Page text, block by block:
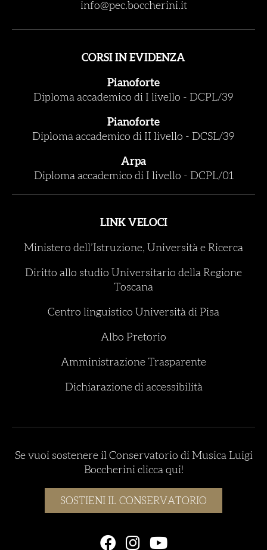
info@pec.boccherini.it
CORSI IN EVIDENZA
Pianoforte
Diploma accademico di I livello - DCPL/39
Pianoforte
Diploma accademico di II livello - DCSL/39
Arpa
Diploma accademico di I livello - DCPL/01
LINK VELOCI
Ministero dell’Istruzione, Università e Ricerca
Diritto allo studio Universitario della Regione
Toscana
Centro linguistico Università di Pisa
Albo Pretorio
Amministrazione Trasparente
Dichiarazione di accessibilità
Se vuoi sostenere il Conservatorio di Musica Luigi
Boccherini clicca qui!
SOSTIENI IL CONSERVATORIO